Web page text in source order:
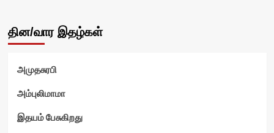
தின/வார இதழ்கள்
அமுதசுரபி
அம்புலிமாமா
இதயம் பேசுகிறது